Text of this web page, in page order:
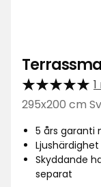
295x200 cm
5 års garanti
Skyddande
separat